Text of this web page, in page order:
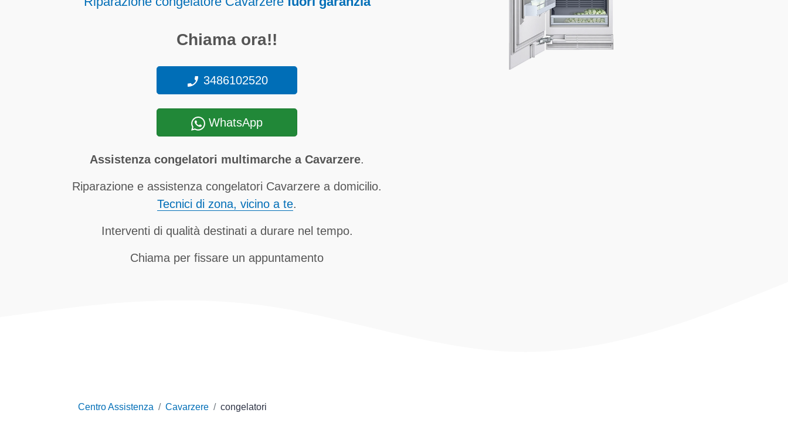
Chiama ora!!
3486102520
WhatsApp
Assistenza congelatori multimarche a Cavarzere.
Riparazione e assistenza congelatori Cavarzere a domicilio.
Tecnici di zona, vicino a te.
Interventi di qualità destinati a durare nel tempo.
Chiama per fissare un appuntamento
Centro Assistenza Cavarzere congelatori